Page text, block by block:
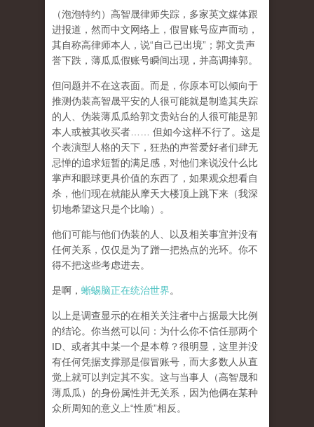
（泡泡特约） 高智晟律师失踪，多家英文媒体跟
进报道，然而中文网络上，假冒账号应声而动，
其自称高律师本人，说“自己已出境”；郭文贵声
誉下跌，薄瓜瓜假账号瞬间出现，并高调捧郭。
但问题并不在这表面。而是，你原本可以倾向于
推测伪装高智晟平安的人很可能就是制造其失踪
的人、伪装薄瓜瓜给郭文贵站台的人很可能是郭
本人或被其收买者…… 但如今这样不行了。这是
个表演型人格的天下，狂热的声誉爱好者们肆无
忌惮的追求短暂的满足感，对他们来说没什么比
掌声和眼球更具价值的东西了，如果观众想看自
杀，他们现在就能从摩天大楼顶上跳下来（我深
切地希望这只是个比喻）。
他们可能与他们伪装的人、以及相关事宜并没有
任何关系，仅仅是为了蹭一把热点的光环。你不
得不把这些考虑进去。
是啊， 蜥蜴脑正在统治世界。
以上是调查显示的在相关关注者中占据最大比例
的结论。你当然可以问：为什么你不信任那两个
ID、或者其中某一个是本尊？很明显，这里并没
有任何凭据支撑那是假冒账号，而大多数人从直
觉上就可以判定其不实。这与当事人（高智晟和
薄瓜瓜）的身份属性并无关系，因为他俩在某种
众所周知的意义上“性质”相反。